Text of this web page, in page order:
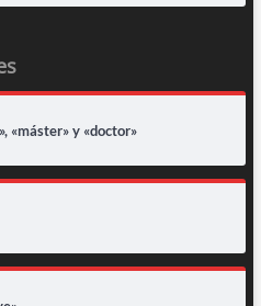
«máster» y «doctor»